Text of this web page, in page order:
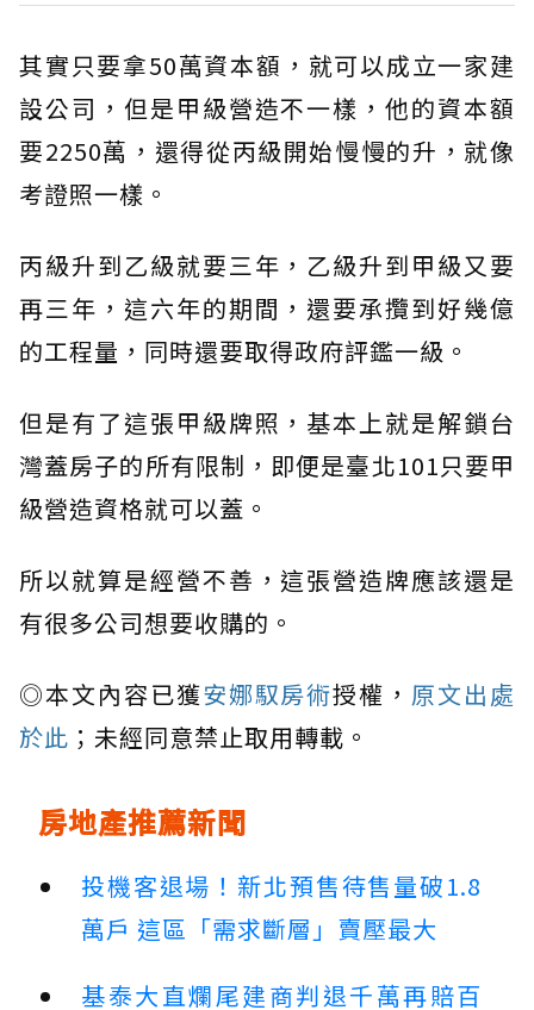
其實只要拿50萬資本額，就可以成立一家建
設公司，但是甲級營造不一樣，他的資本額
要2250萬，還得從丙級開始慢慢的升，就像
考證照一樣。
丙級升到乙級就要三年，乙級升到甲級又要
再三年，這六年的期間，還要承攬到好幾億
的工程量，同時還要取得政府評鑑一級。
但是有了這張甲級牌照，基本上就是解鎖台
灣蓋房子的所有限制，即便是臺北101只要甲
級營造資格就可以蓋。
所以就算是經營不善，這張營造牌應該還是
有很多公司想要收購的。
◎本文內容已獲安娜馭房術授權， 原文出處
於此 ；未經同意禁止取用轉載。
房地產推薦新聞
投機客退場！新北預售待售量破1.8
萬戶 這區「需求斷層」賣壓最大
基泰大直爛尾建商判退千萬再賠百